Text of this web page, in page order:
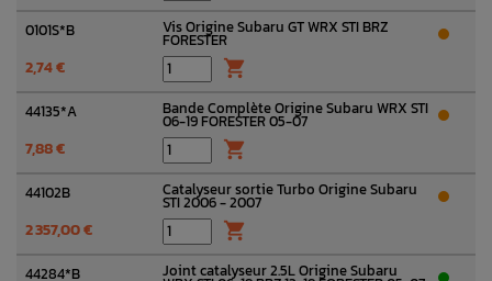
0101S*B Vis Origine Subaru GT WRX STI BRZ
FORESTER
2,74 € 
44135*A Bande Complète Origine Subaru WRX STI
06-19 FORESTER 05-07
7,88 € 
44102B Catalyseur sortie Turbo Origine Subaru
STI 2006 - 2007
2 357,00 € 
44284*B Joint catalyseur 2.5L Origine Subaru